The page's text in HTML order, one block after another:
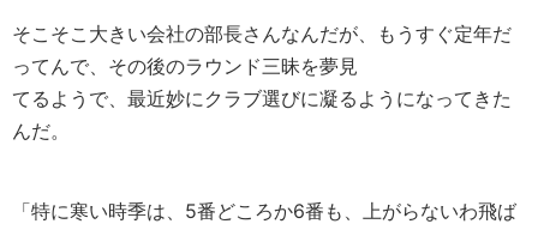
そこそこ大きい会社の部長さんなんだが、もうすぐ定年だ
ってんで、その後のラウンド三昧を夢見
てるようで、最近妙にクラブ選びに凝るようになってきた
んだ。
「特に寒い時季は、5番どころか6番も、上がらないわ飛ば